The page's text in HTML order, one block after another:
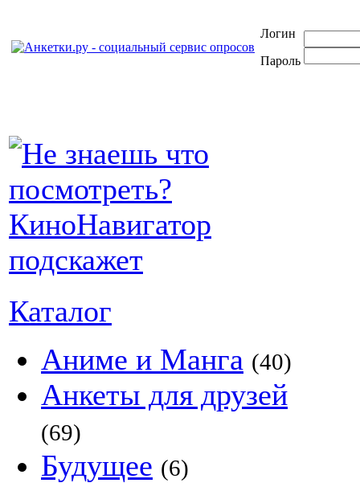
Логин
Пароль
Каталог
Аниме и Манга (40)
Анкеты для друзей
(69)
Будущее (6)